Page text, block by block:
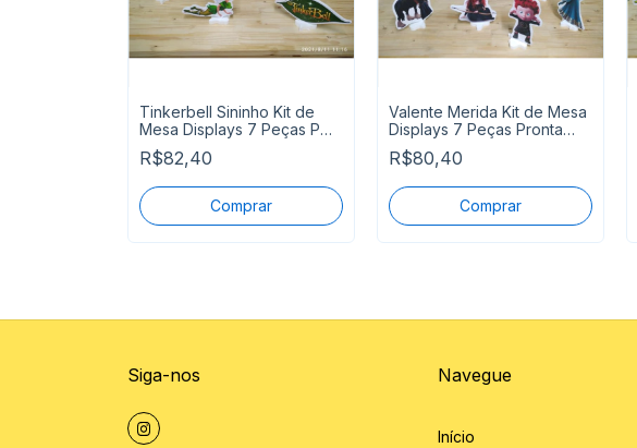
Tinkerbell Sininho Kit de
Mesa Displays 7 Peças P
Entrega
R$82,40
Valente Merida Kit de Mesa
Displays 7 Peças Pronta
Entrega
R$80,40
Siga-nos Navegue
Início